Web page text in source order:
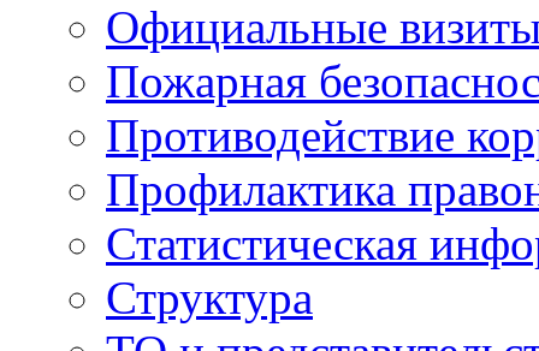
Официальные
Пожарная
Противодействие
Профилактика
Статистическая
Структура